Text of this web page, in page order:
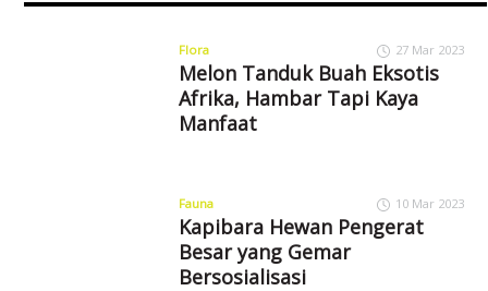
Flora 27 Mar 2023
Melon Tanduk Buah Eksotis
Afrika, Hambar Tapi Kaya
Manfaat
Fauna 10 Mar 2023
Kapibara Hewan Pengerat
Besar yang Gemar
Bersosialisasi